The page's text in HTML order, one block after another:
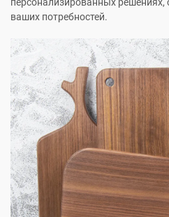
персонализированных решениях,
ваших потребностей.